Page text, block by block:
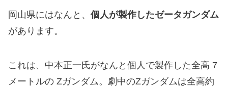
岡山県にはなんと、 個人が製作したゼータガンダム
があります。
これは、中本正一氏がなんと個人で製作した全高 7
メートルの Zガンダム。劇中のZガンダムは全高約